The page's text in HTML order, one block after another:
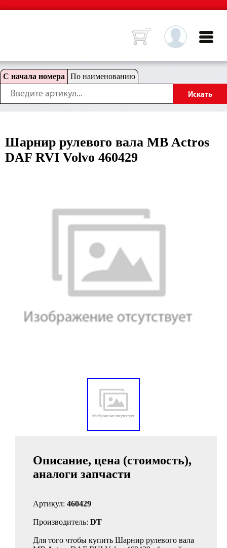
С начала номера По наименованию
Шарнир рулевого вала MB Actros
DAF RVI Volvo 460429
Описание, цена (стоимость),
аналоги запчасти
Артикул: 460429
Производитель: DT
Для того чтобы купить Шарнир рулевого вала